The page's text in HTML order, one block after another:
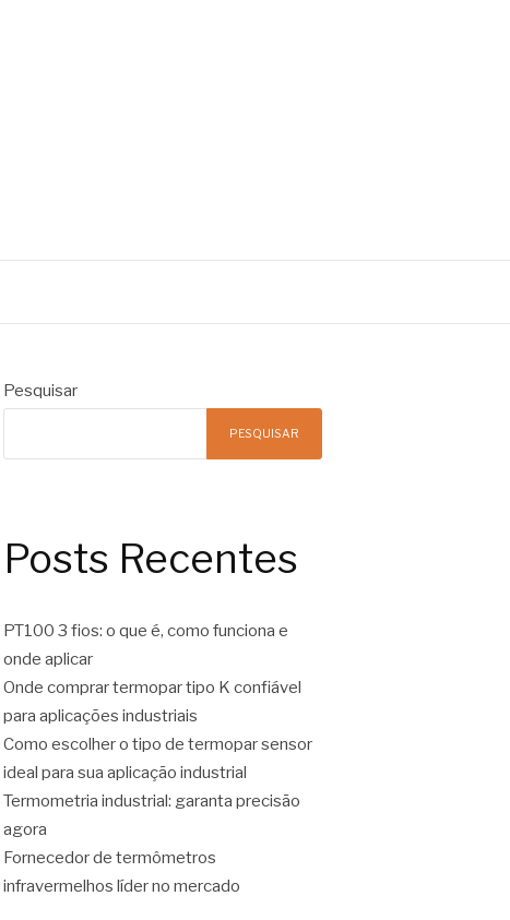
Pesquisar
PESQUISAR
Posts Recentes
PT100 3 fios: o que é, como funciona e
onde aplicar
Onde comprar termopar tipo K confiável
para aplicações industriais
Como escolher o tipo de termopar sensor
ideal para sua aplicação industrial
Termometria industrial: garanta precisão
agora
Fornecedor de termômetros
infravermelhos líder no mercado